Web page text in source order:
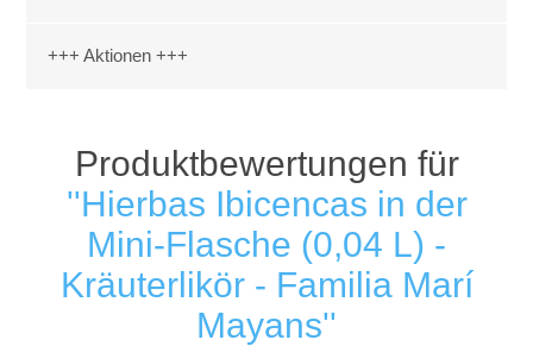
+++ Aktionen +++
Produktbewertungen für
Hierbas Ibicencas in der
Mini-Flasche (0,04 L) -
Kräuterlikör - Familia Marí
Mayans